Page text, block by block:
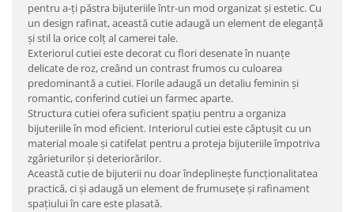
pentru a-ți păstra bijuteriile într-un mod organizat și estetic. Cu
un design rafinat, această cutie adaugă un element de eleganță
și stil la orice colț al camerei tale.
Exteriorul cutiei este decorat cu flori desenate în nuanțe
delicate de roz, creând un contrast frumos cu culoarea
predominantă a cutiei. Florile adaugă un detaliu feminin și
romantic, conferind cutiei un farmec aparte.
Structura cutiei ofera suficient spațiu pentru a organiza
bijuteriile în mod eficient. Interiorul cutiei este căptușit cu un
material moale și catifelat pentru a proteja bijuteriile împotriva
zgârieturilor și deteriorărilor.
Această cutie de bijuterii nu doar îndeplinește funcționalitatea
practică, ci și adaugă un element de frumusețe și rafinament
spațiului în care este plasată.